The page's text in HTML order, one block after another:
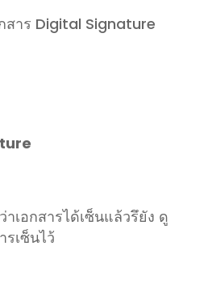
สาร Digital Signature
าเอกสารได้เซ็นแล้วรึยัง ดู
เซ็นไว้